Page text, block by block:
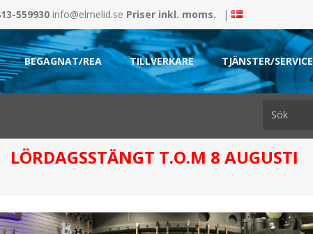
559930 info@elmelid.se Priser inkl. moms. |
BEGAGNAT/REA TILLVERKARE TJÄNSTER/SERVICE
LÖRDAGSSTÄNGT T.O.M 8 AUGUSTI